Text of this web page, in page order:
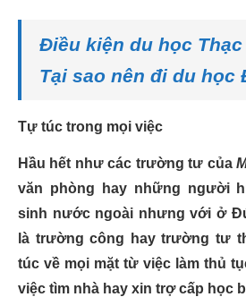
Điều kiện du học
Tại sao nên đi du học
Tự túc trong mọi việc
Hầu hết như các trường tư của
văn phòng hay những người
sinh nước ngoài nhưng với ở
là trường công hay trường tư
túc về mọi mặt từ việc làm thủ
việc tìm nhà hay xin trợ cấp học